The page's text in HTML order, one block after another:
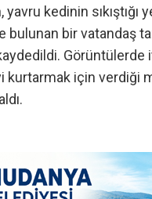
yavru kedinin sıkıştığı
bulunan bir vatandaş
Görüntülerde
kurtarmak için verdiği